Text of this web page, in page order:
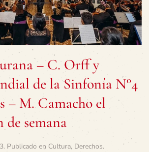
– C. Orff y
de la Sinfonía N°4
– M. Camacho el
semana
. Publicado en Cultura, Derechos.